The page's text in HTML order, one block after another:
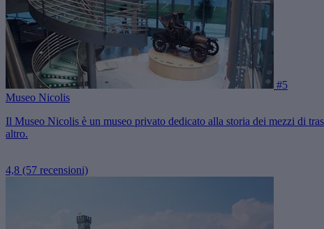
#5
Museo Nicolis
Il Museo Nicolis è un museo privato dedicato alla storia dei mezzi di
altro.
4,8 (57 recensioni)